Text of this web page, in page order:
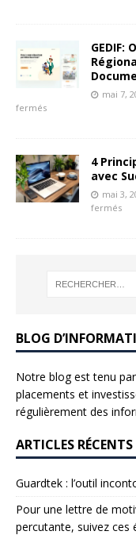
mai 7,
fermés
4
avec
mai 3,
fermés
BLOG
Notre blog est tenu
placements et
régulièrement des
ARTICLES RÉCENTS
Guardtek : l’outil
Pour une lettre de
percutante, suivez ces